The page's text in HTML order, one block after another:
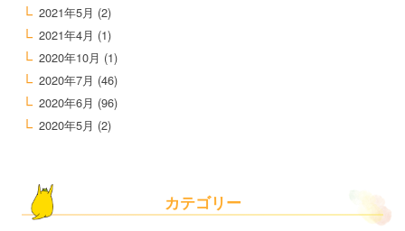
2021年5月 (2)
2021年4月 (1)
2020年10月 (1)
2020年7月 (46)
2020年6月 (96)
2020年5月 (2)
カテゴリー